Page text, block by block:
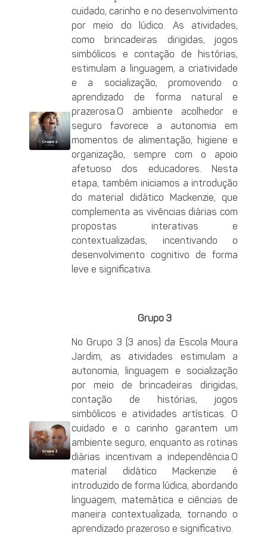
cuidado, carinho e no desenvolvimento
por meio do lúdico. As atividades,
como brincadeiras dirigidas, jogos
simbólicos e contação de histórias,
estimulam a linguagem, a criatividade
e a socialização, promovendo o
aprendizado de forma natural e
prazerosa.O ambiente acolhedor e
seguro favorece a autonomia em
momentos de alimentação, higiene e
organização, sempre com o apoio
afetuoso dos educadores. Nesta
etapa, também iniciamos a introdução
do material didático Mackenzie, que
complementa as vivências diárias com
propostas interativas e
contextualizadas, incentivando o
desenvolvimento cognitivo de forma
leve e significativa.
Grupo 3
No Grupo 3 (3 anos) da Escola Moura
Jardim, as atividades estimulam a
autonomia, linguagem e socialização
por meio de brincadeiras dirigidas,
contação de histórias, jogos
simbólicos e atividades artísticas. O
cuidado e o carinho garantem um
ambiente seguro, enquanto as rotinas
diárias incentivam a independência.O
material didático Mackenzie é
introduzido de forma lúdica, abordando
linguagem, matemática e ciências de
maneira contextualizada, tornando o
aprendizado prazeroso e significativo.